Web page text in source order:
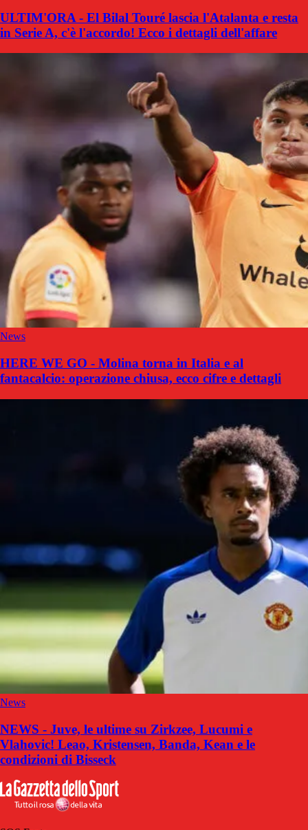
ULTIM'ORA - El Bilal Touré lascia l'Atalanta e resta
in Serie A, c'è l'accordo! Ecco i dettagli dell'affare
News
HERE WE GO - Molina torna in Italia e al
fantacalcio: operazione chiusa, ecco cifre e dettagli
News
NEWS - Juve, le ultime su Zirkzee, Lucumi e
Vlahovic! Leao, Kristensen, Banda, Kean e le
condizioni di Bisseck